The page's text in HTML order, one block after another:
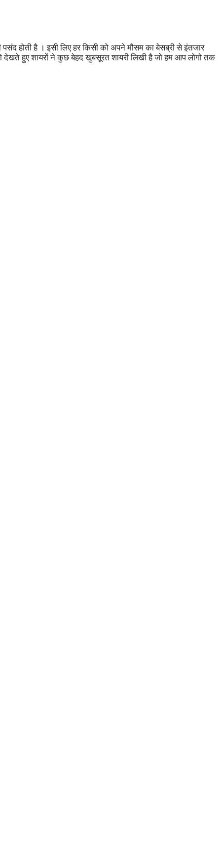
होती है । इसी लिए हर किसी को अपने मौसम का बेसब्री से इंतजार
देखते हुए शायरों ने कुछ बेहद खुबसूरत शायरी लिखी है जो हम आप लोगो तक